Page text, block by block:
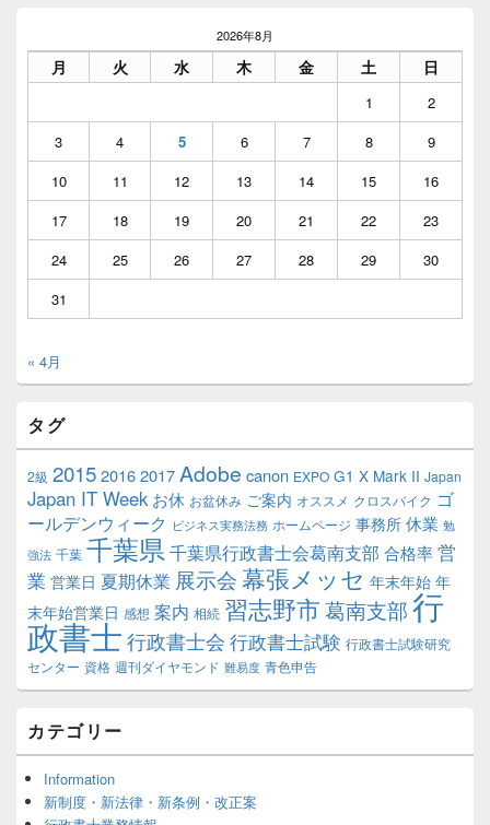
2026年8月
月 火 水 木 金 土 日
1
2
3
4 5 6 7 8
9
10
11 12 13 14 15
16
17
18 19 20 21 22
23
24
25 26 27 28 29
30
31
« 4月
タグ
2級 201520162017Adobe canon EXPO G1 X Mark II Japan
Japan IT Week お休 お盆休み ご案内 オススメ クロスバイク ゴ
ールデンウィーク ビジネス実務法務 ホームページ 事務所 休業 勉
強法 千葉 千葉県千葉県行政書士会葛南支部 合格率営
業 営業日 夏期休業 展示会 幕張メッセ 年末年始 年
末年始営業日 感想 案内 相続 習志野市葛南支部行
政書士行政書士会 行政書士試験 行政書士試験研究
センター 資格 週刊ダイヤモンド 難易度 青色申告
カテゴリー
Information
新制度・新法律・新条例・改正案